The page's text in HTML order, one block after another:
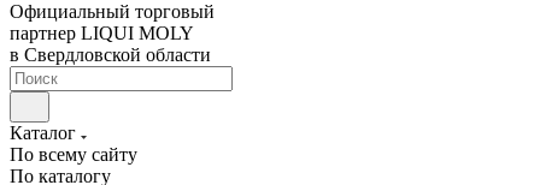
Официальный торговый
партнер LIQUI MOLY
в Свердловской области
Каталог
По всему сайту
По каталогу